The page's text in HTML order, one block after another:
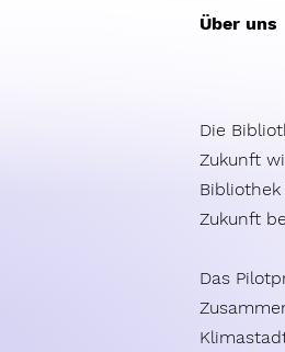
Über uns
Die
Zukunft
Zukunft
Das